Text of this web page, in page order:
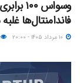
وسواس
فاندامنتال‌ها